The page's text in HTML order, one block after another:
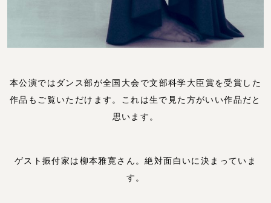
本公演ではダンス部が全国大会 で文部科学大臣賞を受賞した
作品もご覧いただけます。これは生で見た方がいい作品だと
思います。
ゲスト振付家は柳本雅寛さん。絶対面白いに決まっていま
す。